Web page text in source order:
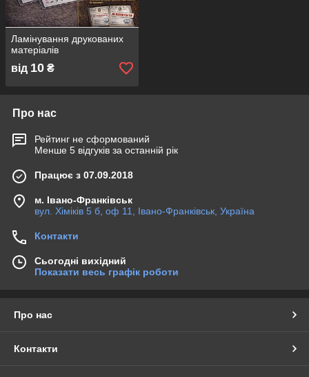
Ламінування друкованих
матеріалів
від 10 ₴
Про нас
Рейтинг не сформований
Менше 5 відгуків за останній рік
Працює з 07.09.2018
м. Івано-Франківськ
вул. Хіміків 5 б, оф 11, Івано-Франківськ, Україна
Контакти
Сьогодні вихідний
Показати весь графік роботи
Про нас
Контакти